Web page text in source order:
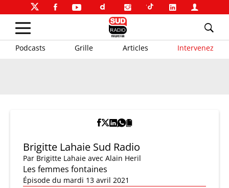
Podcasts Grille Articles Intervenez
Brigitte Lahaie Sud Radio
Par Brigitte Lahaie avec Alain Heril
Les femmes fontaines
Épisode du mardi 13 avril 2021